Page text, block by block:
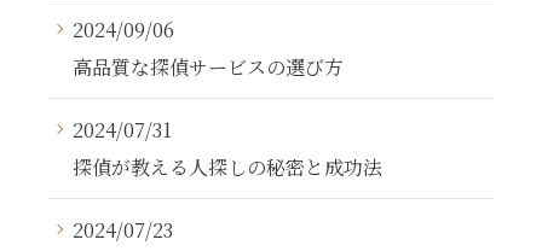
2024/09/06
高品質な探偵サービスの選び方
2024/07/31
探偵が教える人探しの秘密と成功法
2024/07/23